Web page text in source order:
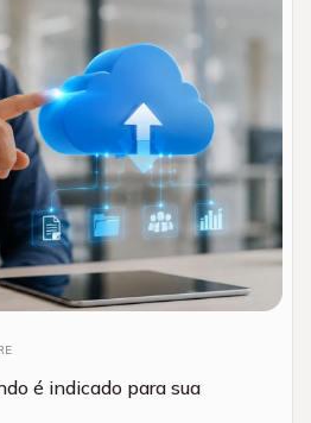
é indicado para sua